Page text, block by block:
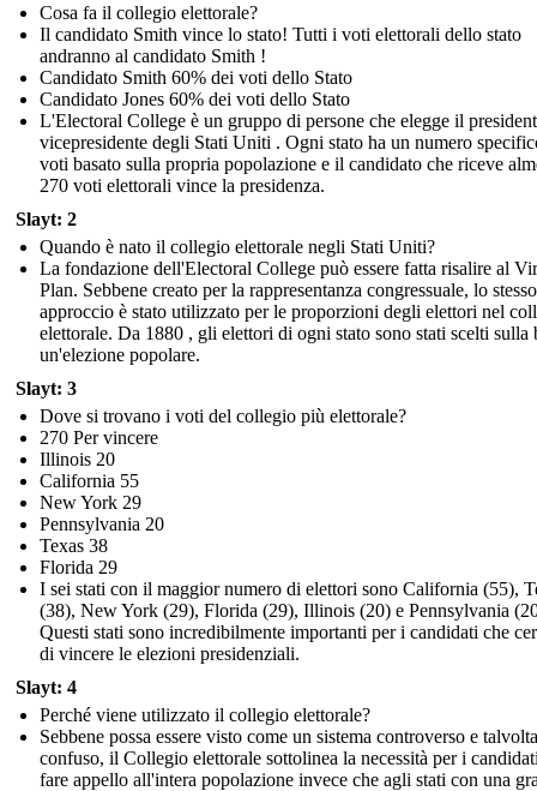
Cosa fa il collegio elettorale?
Il candidato Smith vince lo stato! Tutti i voti elettorali dello stato
andranno al candidato Smith !
Candidato Smith 60% dei voti dello Stato
Candidato Jones 60% dei voti dello Stato
L'Electoral College è un gruppo di persone che elegge il
vicepresidente degli Stati Uniti . Ogni stato ha un numero
voti basato sulla propria popolazione e il candidato che riceve
270 voti elettorali vince la presidenza.
Slayt: 2
Quando è nato il collegio elettorale negli Stati Uniti?
La fondazione dell'Electoral College può essere fatta risalire al
Plan. Sebbene creato per la rappresentanza congressuale, lo stesso
approccio è stato utilizzato per le proporzioni degli elettori nel
elettorale. Da 1880 , gli elettori di ogni stato sono stati scelti sulla
un'elezione popolare.
Slayt: 3
Dove si trovano i voti del collegio più elettorale?
270 Per vincere
Illinois 20
California 55
New York 29
Pennsylvania 20
Texas 38
Florida 29
I sei stati con il maggior numero di elettori sono California (55),
(38), New York (29), Florida (29), Illinois (20) e Pennsylvania
Questi stati sono incredibilmente importanti per i candidati che
di vincere le elezioni presidenziali.
Slayt: 4
Perché viene utilizzato il collegio elettorale?
Sebbene possa essere visto come un sistema controverso e talvolta
confuso, il Collegio elettorale sottolinea la necessità per i
fare appello all'intera popolazione invece che agli stati con una